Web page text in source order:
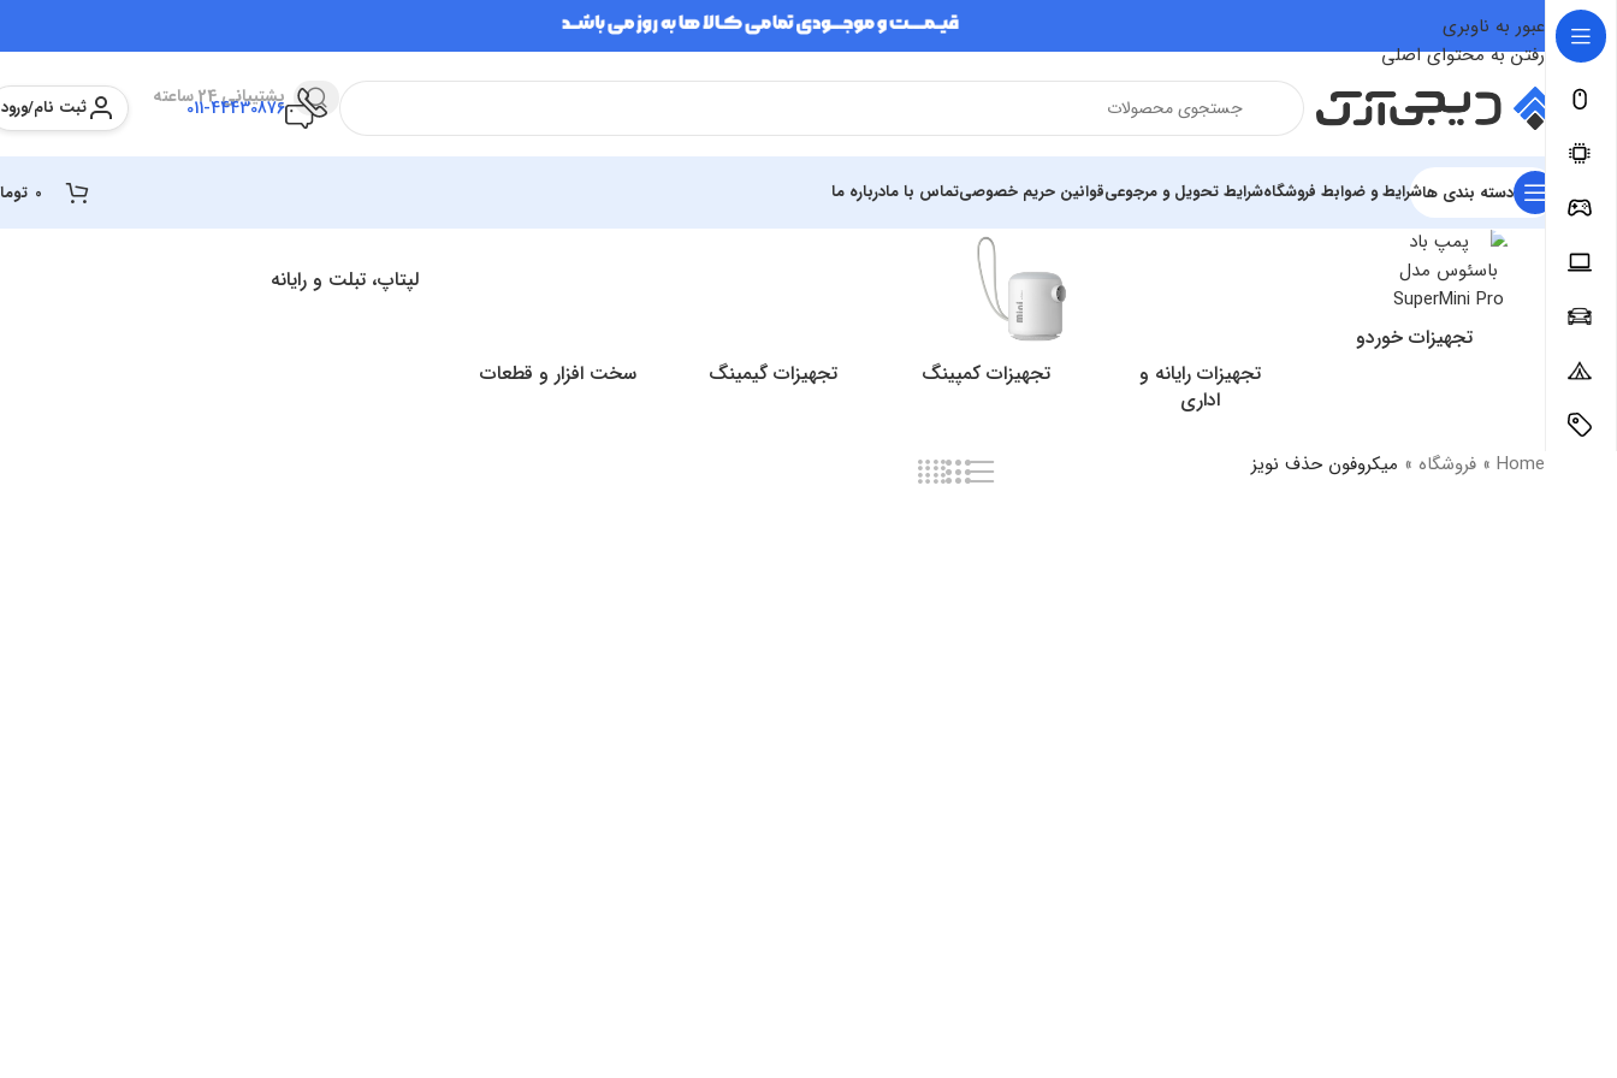
عبور به ناوبری
رفتن به محتوای اصلی
پشتیبانی 24 ساعته
011-44430876 ثبت نام/ورود
دسته بندی هاشرایط و ضوابط فروشگاهشرایط تحویل و مرجوعیقوانین حریم خصوصیتماس با مادرباره ما
تجهیزات خوردو
تجهیزات رایانه و
اداری
تجهیزات کمپینگ تجهیزات گیمینگ سخت افزار و قطعات
لپتاپ، تبلت و رایانه
Home
» فروشگاه » میکروفون حذف نویز